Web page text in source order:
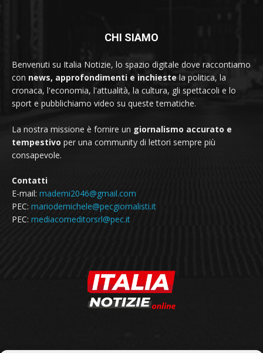
CHI SIAMO
Benvenuti su Italia Notizie, lo spazio digitale dove raccontiamo
con news, approfondimenti e inchieste la politica, la
cronaca, l'economia, l'attualità, la cultura, gli spettacoli e lo
sport e pubblichiamo video su queste tematiche.
La nostra missione è fornire un giornalismo accurato e
tempestivo per una community di lettori sempre più
consapevole.
Contatti
E-mail: mademi2046@gmail.com
PEC: mariodemichele@pecgiornalisti.it
PEC: mediacomeditorsrl@pec.it